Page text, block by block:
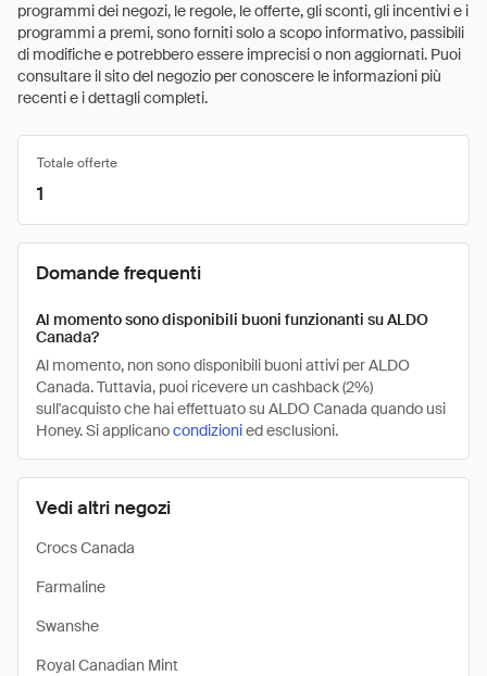
programmi dei negozi, le regole, le offerte, gli sconti, gli incentivi e i
programmi a premi, sono forniti solo a scopo informativo, passibili
di modifiche e potrebbero essere imprecisi o non aggiornati. Puoi
consultare il sito del negozio per conoscere le informazioni più
recenti e i dettagli completi.
Vedi altri negozi
Crocs Canada
Farmaline
Swanshe
Royal Canadian Mint
Totale offerte
1
Domande frequenti
Al momento sono disponibili buoni funzionanti su ALDO
Canada?
Al momento, non sono disponibili buoni attivi per ALDO
Canada. Tuttavia, puoi ricevere un cashback (2%)
sull'acquisto che hai effettuato su ALDO Canada quando usi
Honey. Si applicanocondizionied esclusioni.